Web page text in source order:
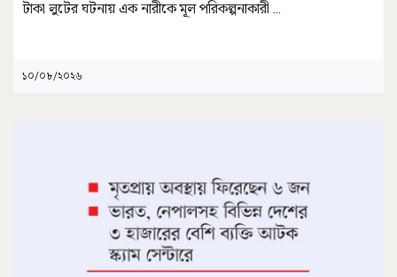
টাকা লুটের ঘটনায় এক নারীকে মূল পরিকল্পনাকারী ...
১০/০৮/২০২৬